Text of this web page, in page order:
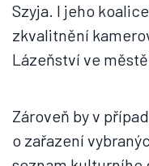
Szyja. I jeho
zkvalitnění
Lázeňství ve
Zároveň by v
o zařazení